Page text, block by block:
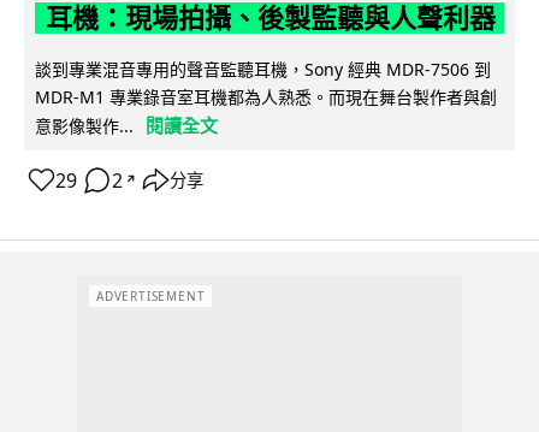
耳機：現場拍攝、後製監聽與人聲利器
談到專業混音專用的聲音監聽耳機，Sony 經典 MDR-7506 到
MDR-M1 專業錄音室耳機都為人熟悉。而現在舞台製作者與創
意影像製作...
閱讀全文
29 2 ↗ 分享
ADVERTISEMENT